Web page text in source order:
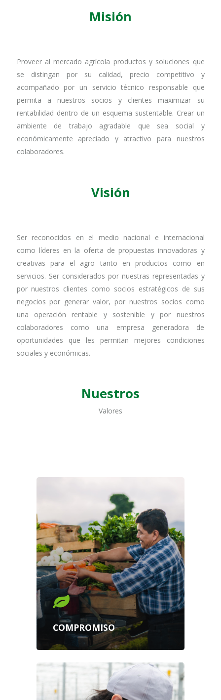
Misión
Proveer al mercado agrícola productos y soluciones que
se distingan por su calidad, precio competitivo y
acompañado por un servicio técnico responsable que
permita a nuestros socios y clientes maximizar su
rentabilidad dentro de un esquema sustentable. Crear un
ambiente de trabajo agradable que sea social y
económicamente apreciado y atractivo para nuestros
colaboradores.
Visión
Ser reconocidos en el medio nacional e internacional
como líderes en la oferta de propuestas innovadoras y
creativas para el agro tanto en productos como en
servicios. Ser considerados por nuestras representadas y
por nuestros clientes como socios estratégicos de sus
negocios por generar valor, por nuestros socios como
una operación rentable y sostenible y por nuestros
colaboradores como una empresa generadora de
oportunidades que les permitan mejores condiciones
sociales y económicas.
Nuestros
Valores
COMPROMISO